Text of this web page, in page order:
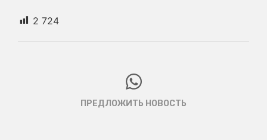
2 724
ПРЕДЛОЖИТЬ НОВОСТЬ